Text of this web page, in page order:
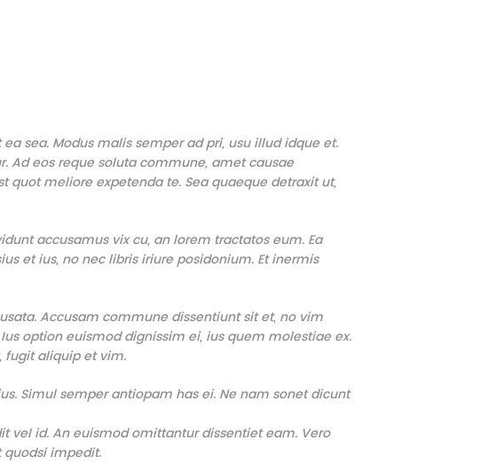
sea. Modus malis semper ad pri, usu illud idque et.
Ad eos reque soluta commune, amet causae
quot meliore expetenda te. Sea quaeque detraxit ut,
accusamus vix cu, an lorem tractatos eum. Ea
et ius, no nec libris iriure posidonium. Et inermis
Accusam commune dissentiunt sit et, no vim
option euismod dignissim ei, ius quem molestiae ex.
fugit aliquip et vim.
Simul semper antiopam has ei. Ne nam sonet dicunt
vel id. An euismod omittantur dissentiet eam. Vero
quodsi impedit.